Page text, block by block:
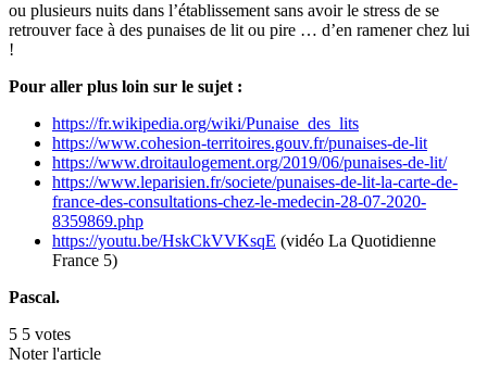
ou plusieurs nuits dans l’établissement sans avoir le stress de se
retrouver face à des punaises de lit ou pire … d’en ramener chez lui
!
Pour aller plus loin sur le sujet :
https://fr.wikipedia.org/wiki/Punaise_des_lits
https://www.cohesion-territoires.gouv.fr/punaises-de-lit
https://www.droitaulogement.org/2019/06/punaises-de-lit/
https://www.leparisien.fr/societe/punaises-de-lit-la-carte-de-
france-des-consultations-chez-le-medecin-28-07-2020-
8359869.php
https://youtu.be/HskCkVVKsqE (vidéo La Quotidienne
France 5)
Pascal.
5 5 votes
Noter l'article